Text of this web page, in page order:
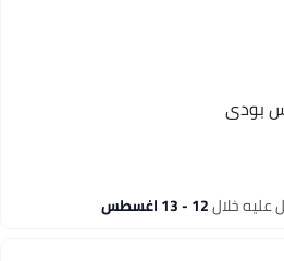
بودي
عليه خلال12 - 13 اغسطس